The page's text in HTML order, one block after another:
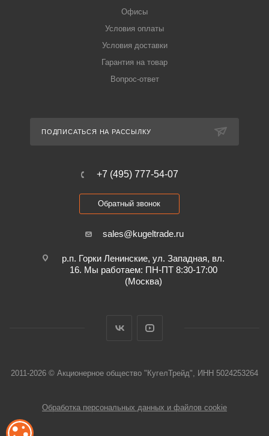
Офисы
Условия оплаты
Условия доставки
Гарантия на товар
Вопрос-ответ
ПОДПИСАТЬСЯ НА РАССЫЛКУ
+7 (495) 777-54-07
Обратный звонок
sales@kugeltrade.ru
р.п. Горки Ленинские, ул. Западная, вл.
16. Мы работаем: ПН-ПТ 8:30-17:00
(Москва)
2011-2026 © Акционерное общество "КугелТрейд", ИНН 5024253264
Обработка персональных данных и файлов cookie
ОБРАБОТКА ФАЙЛОВ COOKIE